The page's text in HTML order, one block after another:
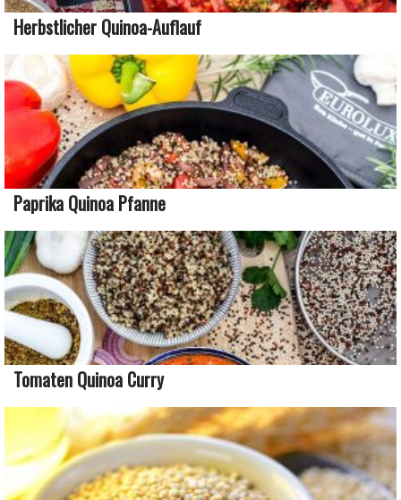
Herbstlicher Quinoa-Auflauf
Paprika Quinoa Pfanne
Tomaten Quinoa Curry